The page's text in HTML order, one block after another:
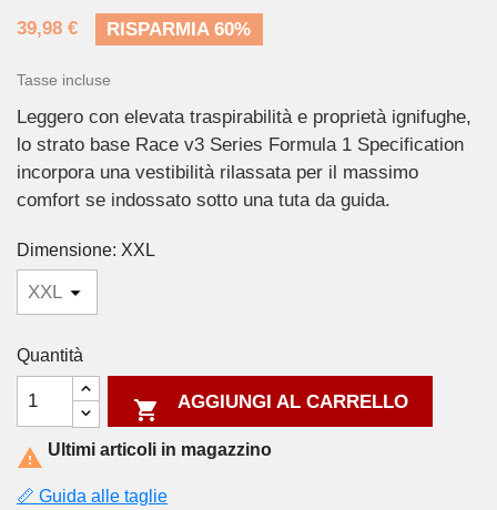
39,98 €
RISPARMIA 60%
Tasse incluse
Leggero con elevata traspirabilità e proprietà ignifughe,
lo strato base Race v3 Series Formula 1 Specification
incorpora una vestibilità rilassata per il massimo
comfort se indossato sotto una tuta da guida.
Dimensione: XXL
Quantità
 AGGIUNGI AL CARRELLO
 Ultimi articoli in magazzino
📏 Guida alle taglie